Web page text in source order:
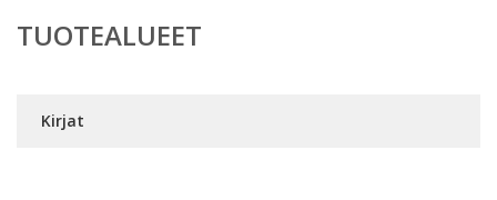
TUOTEALUEET
Kirjat